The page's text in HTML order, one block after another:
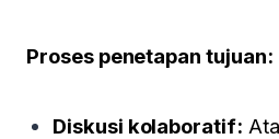
Proses penetapan tujuan:
Diskusi kolaboratif: